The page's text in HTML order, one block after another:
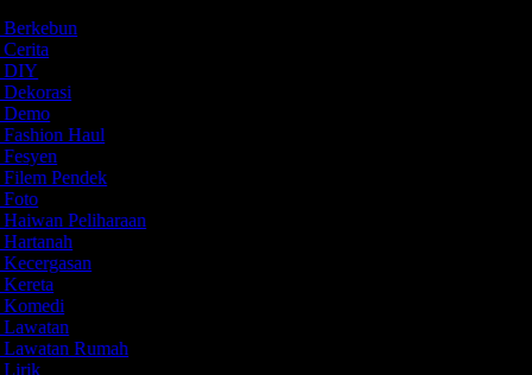
Berkebun
Cerita
DIY
Dekorasi
Demo
Fashion Haul
Fesyen
Filem Pendek
Foto
Haiwan Peliharaan
Hartanah
Kecergasan
Kereta
Komedi
Lawatan
Lawatan Rumah
Lirik